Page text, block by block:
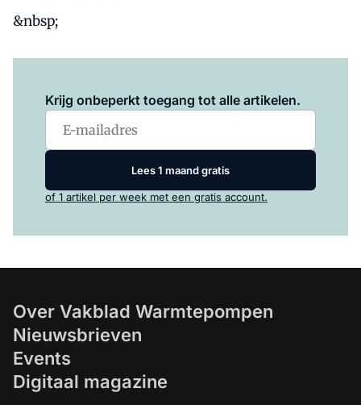
&nbsp;
Krijg onbeperkt toegang tot alle artikelen.
Lees 1 maand gratis
of 1 artikel per week met een gratis account.
Over Vakblad Warmtepompen
Nieuwsbrieven
Events
Digitaal magazine